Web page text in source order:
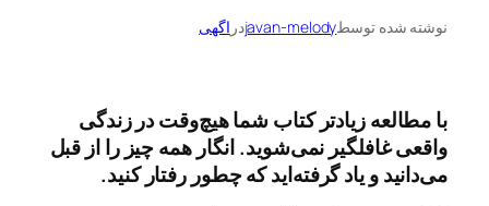
نوشته شده توسطjavan-melodyدر اگهی
با مطالعه زیادتر کتاب‌ شما هیچ‌وقت در زندگی
واقعی غافلگیر نمی‌شوید. انگار همه چیز را از قبل
می‌دانید و یاد گرفته‌اید که چطور رفتار کنید.